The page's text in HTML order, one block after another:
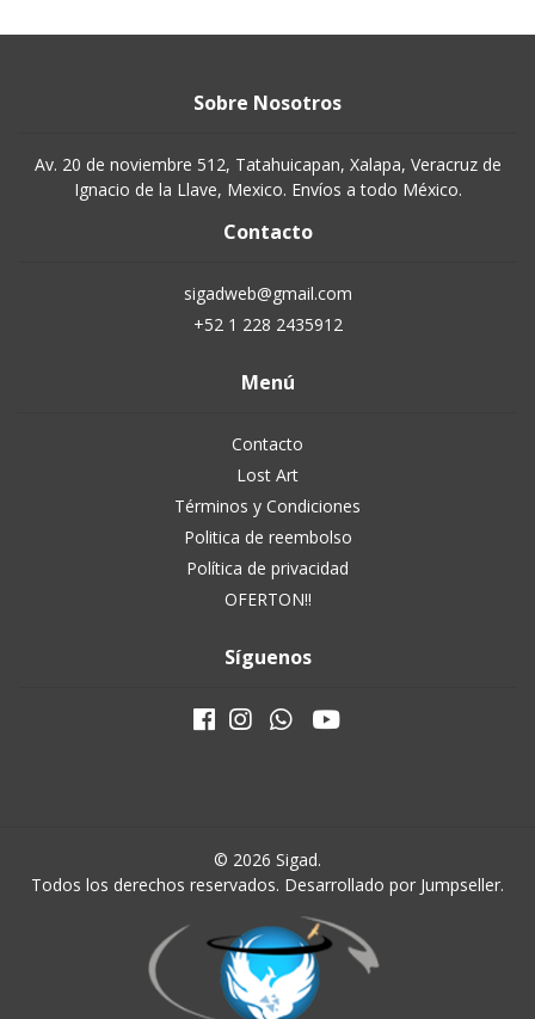
Sobre Nosotros
Av. 20 de noviembre 512, Tatahuicapan, Xalapa, Veracruz de
Ignacio de la Llave, Mexico. Envíos a todo México.
Contacto
sigadweb@gmail.com
+52 1 228 2435912
Menú
Contacto
Lost Art
Términos y Condiciones
Politica de reembolso
Política de privacidad
OFERTON!!
Síguenos
© 2026 Sigad.
Todos los derechos reservados. Desarrollado por Jumpseller.